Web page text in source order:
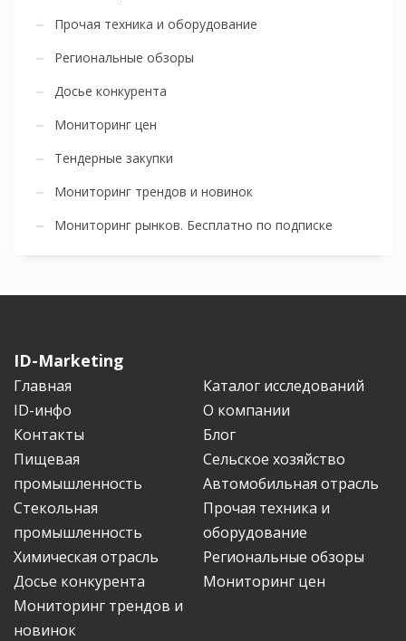
Прочая техника и оборудование
Региональные обзоры
Досье конкурента
Мониторинг цен
Тендерные закупки
Мониторинг трендов и новинок
Мониторинг рынков. Бесплатно по подписке
ID-Marketing
Главная
Каталог исследований
ID-инфо
О компании
Контакты
Блог
Пищевая
промышленность
Сельское хозяйство
Автомобильная отрасль
Стекольная
промышленность
Прочая техника и
оборудование
Химическая отрасль
Региональные обзоры
Досье конкурента
Мониторинг цен
Мониторинг трендов и
новинок